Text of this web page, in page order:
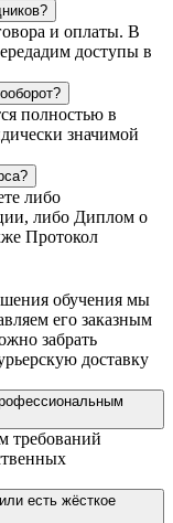
и оплаты. В
доступы в
полностью в
значимой
либо
либо Диплом о
Протокол
обучения мы
его заказным
забрать
доставку
требований
есть жёсткое